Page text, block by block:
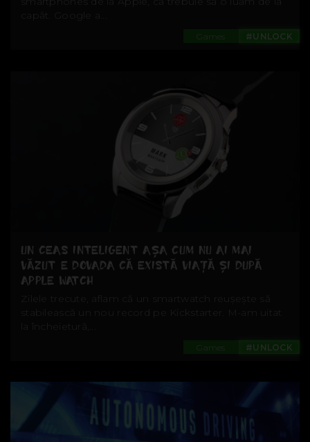
capăt. Google a...
#UNLOCK
Games
UN CEAS INTELIGENT AȘA CUM NU AI MAI
VĂZUT E DOVADA CĂ EXISTĂ VIAȚĂ ȘI DUPĂ
APPLE WATCH
Zilele trecute, aflam că un smartwatch reușește să
stabilească un nou record pe Kickstarter. M-am uitat
la încheietură,...
#UNLOCK
Games